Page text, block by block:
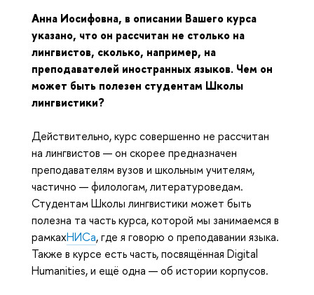
Анна Иосифовна, в описании Вашего курса
указано, что он рассчитан не столько на
лингвистов, сколько, например, на
преподавателей иностранных языков. Чем он
может быть полезен студентам Школы
лингвистики?
Действительно, курс совершенно не рассчитан
на лингвистов — он скорее предназначен
преподавателям вузов и школьным учителям,
частично — филологам, литературоведам.
Студентам Школы лингвистики может быть
полезна та часть курса, которой мы занимаемся в
рамкахНИСа, где я говорю о преподавании языка.
Также в курсе есть часть, посвящённая Digital
Humanities, и ещё одна — об истории корпусов.